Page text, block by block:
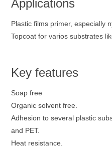
Applications
Plastic films primer, especially
Topcoat for varios substrates
Key features
Soap free
Organic solvent free.
Adhesion to several plastic
and PET.
Heat resistance.